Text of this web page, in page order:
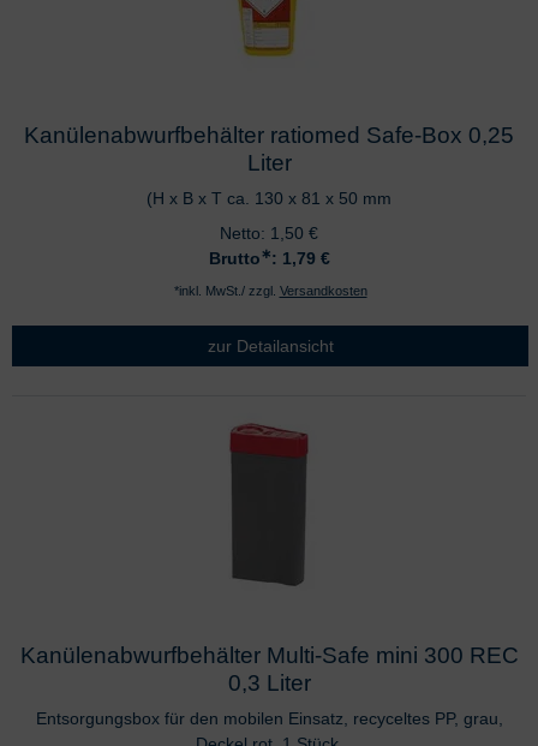
Kanülenabwurfbehälter ratiomed Safe-Box 0,25
Liter
(H x B x T ca. 130 x 81 x 50 mm
Netto: 1,50 €
Brutto∗: 1,79 €
*inkl. MwSt./ zzgl. Versandkosten
zur Detailansicht
Kanülenabwurfbehälter Multi-Safe mini 300 REC
0,3 Liter
Entsorgungsbox für den mobilen Einsatz, recyceltes PP, grau,